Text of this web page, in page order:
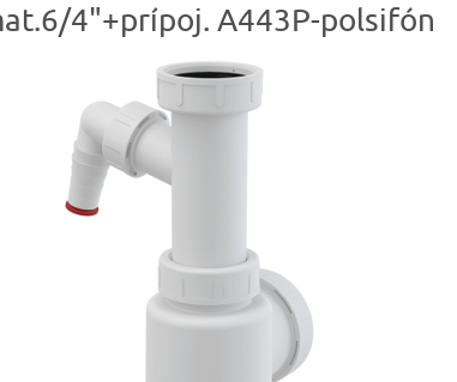
4"+prípoj. A443P-polsifón